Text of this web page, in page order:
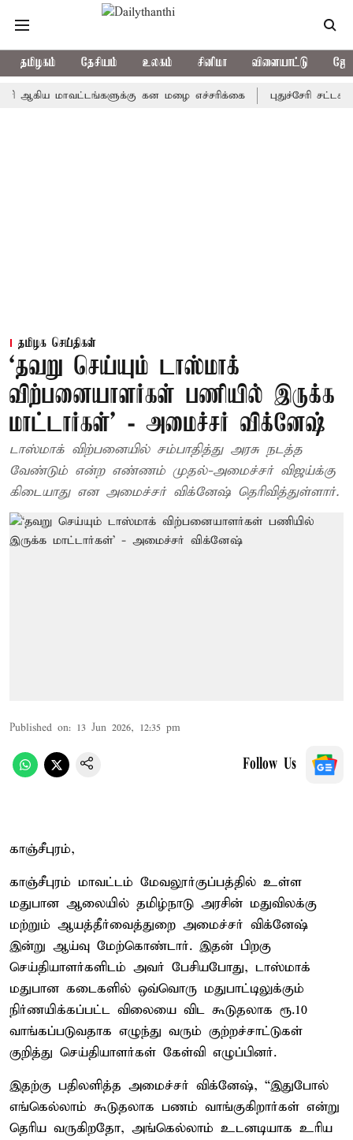
தமிழகம் தேசியம் உலகம் சினிமா விளையாட்டு
மாவட்டங்களுக்கு கன மழை எச்சரிக்கை புதுச்சேரி
தமிழக செய்திகள்
‘தவறு செய்யும் டாஸ்மாக்
விற்பனையாளர்கள் பணியில் இருக்க
மாட்டார்கள்’ - அமைச்சர் விக்னேஷ்
டாஸ்மாக் விற்பனையில் சம்பாதித்து அரசு நடத்த
வேண்டும் என்ற எண்ணம் முதல்-அமைச்சர் விஜய்க்கு
கிடையாது என அமைச்சர் விக்னேஷ் தெரிவித்துள்ளார்.
Published on: 13 Jun 2026, 12:35 pm
Follow Us
காஞ்சீபுரம்,
காஞ்சீபுரம் மாவட்டம் மேவலூர்குப்பத்தில் உள்ள
மதுபான ஆலையில் தமிழ்நாடு அரசின் மதுவிலக்கு
மற்றும் ஆயத்தீர்வைத்துறை அமைச்சர் விக்னேஷ்
இன்று ஆய்வு மேற்கொண்டார். இதன் பிறகு
செய்தியாளர்களிடம் அவர் பேசியபோது, டாஸ்மாக்
மதுபான கடைகளில் ஒவ்வொரு மதுபாட்டிலுக்கும்
நிர்ணயிக்கப்பட்ட விலையை விட கூடுதலாக ரூ.10
வாங்கப்படுவதாக எழுந்து வரும் குற்றச்சாட்டுகள்
குறித்து செய்தியாளர்கள் கேள்வி எழுப்பினர்.
இதற்கு பதிலளித்த அமைச்சர் விக்னேஷ், “இதுபோல்
எங்கெல்லாம் கூடுதலாக பணம் வாங்குகிறார்கள் என்று
தெரிய வருகிறதோ, அங்கெல்லாம் உடனடியாக உரிய